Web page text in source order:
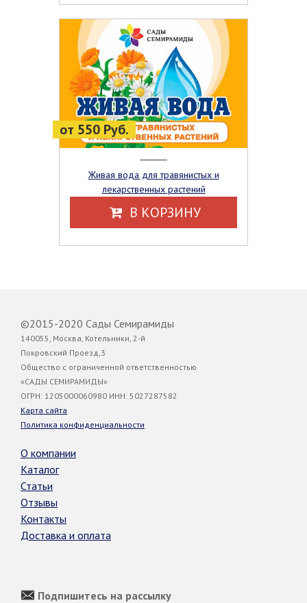
от 550 Руб.
Живая вода для травянистых и
лекарственных растений
В КОРЗИНУ
©2015-2020 Сады Семирамиды
140055, Москва, Котельники, 2-й
Покровский Проезд,3
Общество с ограниченной ответственностью
«САДЫ СЕМИРАМИДЫ»
ОГРН: 1205000060980 ИНН: 5027287582
Карта сайта
Политика конфиденциальности
О компании
Каталог
Статьи
Отзывы
Контакты
Доставка и оплата
Подпишитесь на рассылку